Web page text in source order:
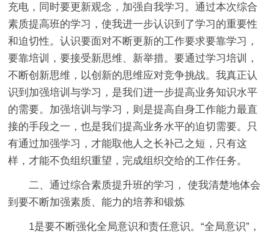
充电，同时要更新观念，加强自我学习。通过本次综合
素质提高班的学习，使我进一步认识到了学习的重要性
和迫切性。认识要面对不断更新的工作要求要靠学习，
要靠培训，要接受新思维、新举措。要通过学习培训，
不断创新思维，以创新的思维应对竞争挑战。我真正认
识到加强培训与学习，是我们进一步提高业务知识水平
的需要。加强培训与学习，则是提高自身工作能力最直
接的手段之一，也是我们提高业务水平的迫切需要。只
有通过加强学习，才能取他人之长补己之短，只有这
样，才能不负组织重望，完成组织交给的工作任务。
二、通过综合素质提升班的学习， 使我清楚地体会
到要不断加强素质、能力的培养和锻炼
1是要不断强化全局意识和责任意识。“全局意识”，